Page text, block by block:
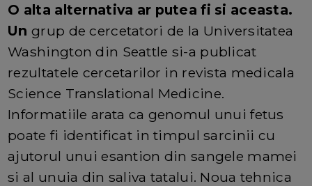
O alta alternativa ar putea fi si aceasta.
Ungrup de cercetatori de la Universitatea
Washington din Seattle si-a publicat
rezultatele cercetarilor in revista medicala
Science Translational Medicine.
Informatiile arata ca genomul unui fetus
poate fi identificat in timpul sarcinii cu
ajutorul unui esantion din sangele mamei
si al unuia din saliva tatalui. Noua tehnica